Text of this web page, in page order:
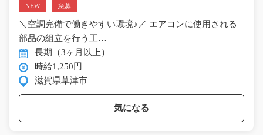
NEW 急募
＼空調完備で働きやすい環境♪／ エアコンに使用される
部品の組立を行う工…
長期（3ヶ月以上）
時給1,250円
滋賀県草津市
気になる